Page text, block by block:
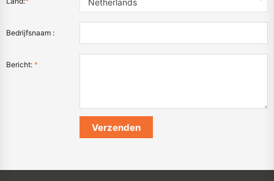
Netherlands
Bedrijfsnaam :
Bericht: *